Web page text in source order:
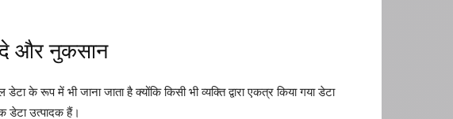
और नुकसान
के रूप में भी जाना जाता है क्योंकि किसी भी व्यक्ति द्वारा एकत्र किया गया डेटा
डेटा उत्पादक हैं।